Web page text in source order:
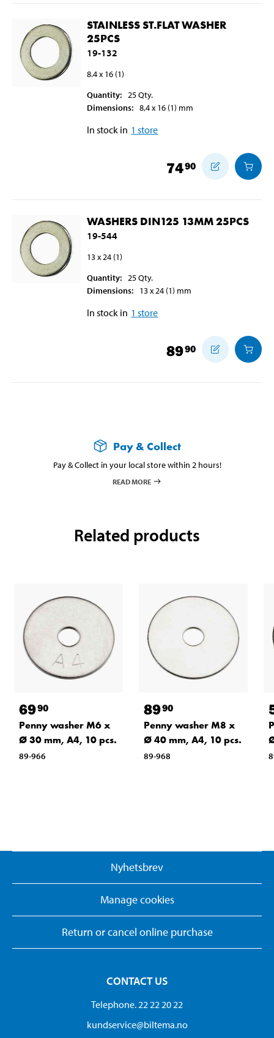
STAINLESS ST.FLAT WASHER
25PCS
19-132
8.4 x 16 (1)
Quantity: 25Qty.
Dimensions: 8,4 x 16 (1) mm
In stock in 1 store
7490
WASHERS DIN125 13MM 25PCS
19-544
13 x 24 (1)
Quantity: 25Qty.
Dimensions: 13 x 24 (1) mm
In stock in 1 store
8990
Pay & Collect
Pay & Collect in your local store within 2 hours!
READ MORE
Related products
6990
Penny washer M6 x
Ø 30 mm, A4, 10 pcs.
89-966
8990
Penny washer M8 x
Ø 40 mm, A4, 10 pcs.
89-968
Nyhetsbrev
Manage cookies
Return or cancel online purchase
CONTACT US
Telephone. 22 22 20 22
kundservice@biltema.no